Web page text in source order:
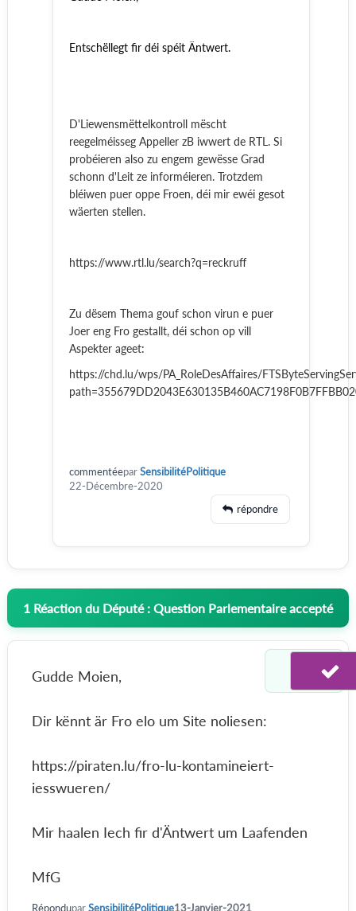
Entschëllegt fir déi spéit Äntwert.
D'Liewensmëttelkontroll mëscht
reegelméisseg Appeller zB iwwert de RTL. Si
probéieren also zu engem gewësse Grad
schonn d'Leit ze informéieren. Trotzdem
bléiwen puer oppe Froen, déi mir ewéi gesot
wäerten stellen.
https://www.rtl.lu/search?q=reckruff
Zu dësem Thema gouf schon virun e puer
Joer eng Fro gestallt, déi schon op vill
Aspekter ageet:
https://chd.lu/wps/PA_RoleDesAffaires/
commentéeparSensibilitéPolitique
22-Décembre-2020
répondre
1 Réaction du Député : Question Parlementaire accepté
Gudde Moien,
Dir kënnt är Fro elo um Site noliesen:
https://piraten.lu/fro-lu-kontamineiert-
iesswueren/
Mir haalen Iech fir d'Äntwert um Laafenden
MfG
RéponduparSensibilitéPolitique13-Janvier-2021